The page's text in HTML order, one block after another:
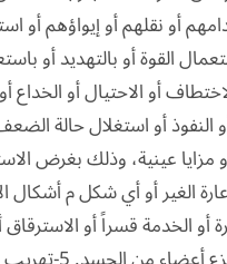
أو نقلهم أو إيواؤهم أو
القوة أو بالتهديد أو
أو الاحتيال أو الخداع
النفوذ أو استغلال حالة
مزايا عينية، وذلك بغرض
الغير أو أي شكل م أشكال
أو الخدمة قسراً أو